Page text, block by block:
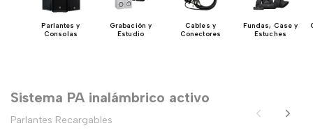
Parlantes y
Consolas
Grabación y
Estudio
Cables y
Conectores
Fundas, Case y
Estuches
Sistema PA inalámbrico activo
Parlantes Recargables